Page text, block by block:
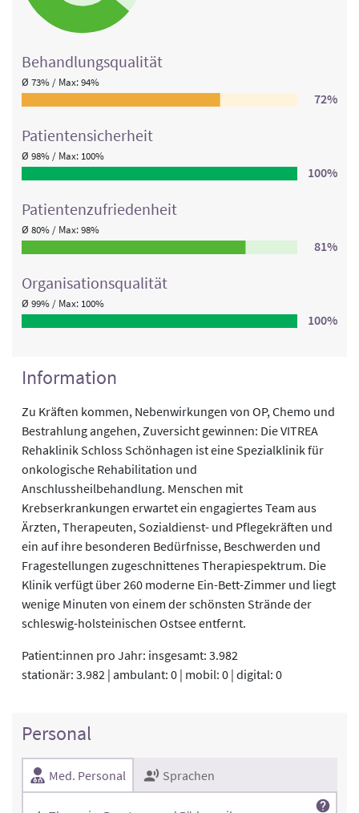
Behandlungs­qualität
Ø 73% / Max: 94%
72%
Patienten­sicherheit
Ø 98% / Max: 100%
100%
Patienten­zufriedenheit
Ø 80% / Max: 98%
81%
Organisations­qualität
Ø 99% / Max: 100%
100%
Information
Zu Kräften kommen, Nebenwirkungen von OP, Chemo und
Bestrahlung angehen, Zuversicht gewinnen: Die VITREA
Rehaklinik Schloss Schönhagen ist eine Spezialklinik für
onkologische Rehabilitation und
Anschlussheilbehandlung. Menschen mit
Krebserkrankungen erwartet ein engagiertes Team aus
Ärzten, Therapeuten, Sozialdienst- und Pflegekräften und
ein auf ihre besonderen Bedürfnisse, Beschwerden und
Fragestellungen zugeschnittenes Therapiespektrum. Die
Klinik verfügt über 260 moderne Ein-Bett-Zimmer und liegt
wenige Minuten von einem der schönsten Strände der
schleswig-holsteinischen Ostsee entfernt.
Patient:innen pro Jahr: insgesamt: 3.982
stationär: 3.982 | ambulant: 0 | mobil: 0 | digital: 0
Personal
Med. Personal Sprachen